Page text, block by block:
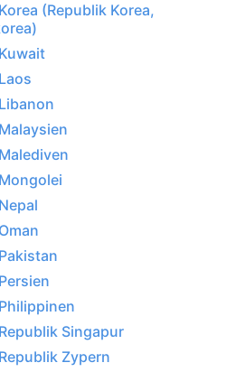
in
(Republik Korea,
Singapur
Zypern